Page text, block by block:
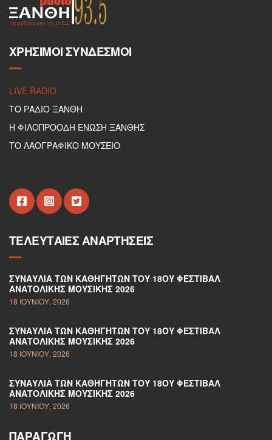
ΧΡΉΣΙΜΟΙ ΣΎΝΔΕΣΜΟΙ
LIVE RADIO
ΤΟ ΡΑΔΙΟ ΞΑΝΘΗ
Η ΦΙΛΟΠΡΟΟΔΗ ΕΝΩΣΗ ΞΑΝΘΗΣ
ΤΟ ΛΑΟΓΡΑΦΙΚΟ ΜΟΥΣΕΙΟ
ΤΕΛΕΥΤΑΊΕΣ ΑΝΑΡΤΉΣΕΙΣ
ΣΥΝΑΥΛΊΑ ΤΩΝ ΚΑΘΗΓΗΤΏΝ ΤΟΥ 18ΟΥ ΦΕΣΤΙΒΆΛ
ΑΝΑΤΟΛΙΚΉΣ ΜΟΥΣΙΚΉΣ 2026
18 ΙΟΥΝΊΟΥ, 2026
ΣΥΝΑΥΛΊΑ ΤΩΝ ΚΑΘΗΓΗΤΏΝ ΤΟΥ 18ΟΥ ΦΕΣΤΙΒΆΛ
ΑΝΑΤΟΛΙΚΉΣ ΜΟΥΣΙΚΉΣ 2026
18 ΙΟΥΝΊΟΥ, 2026
ΣΥΝΑΥΛΊΑ ΤΩΝ ΚΑΘΗΓΗΤΏΝ ΤΟΥ 18ΟΥ ΦΕΣΤΙΒΆΛ
ΑΝΑΤΟΛΙΚΉΣ ΜΟΥΣΙΚΉΣ 2026
18 ΙΟΥΝΊΟΥ, 2026
ΠΑΡΑΓΩΓΉ